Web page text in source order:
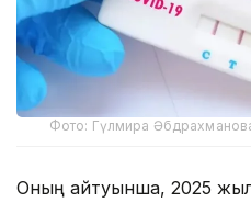
Фото: Гүлмира
Оның айтуынша, 2025